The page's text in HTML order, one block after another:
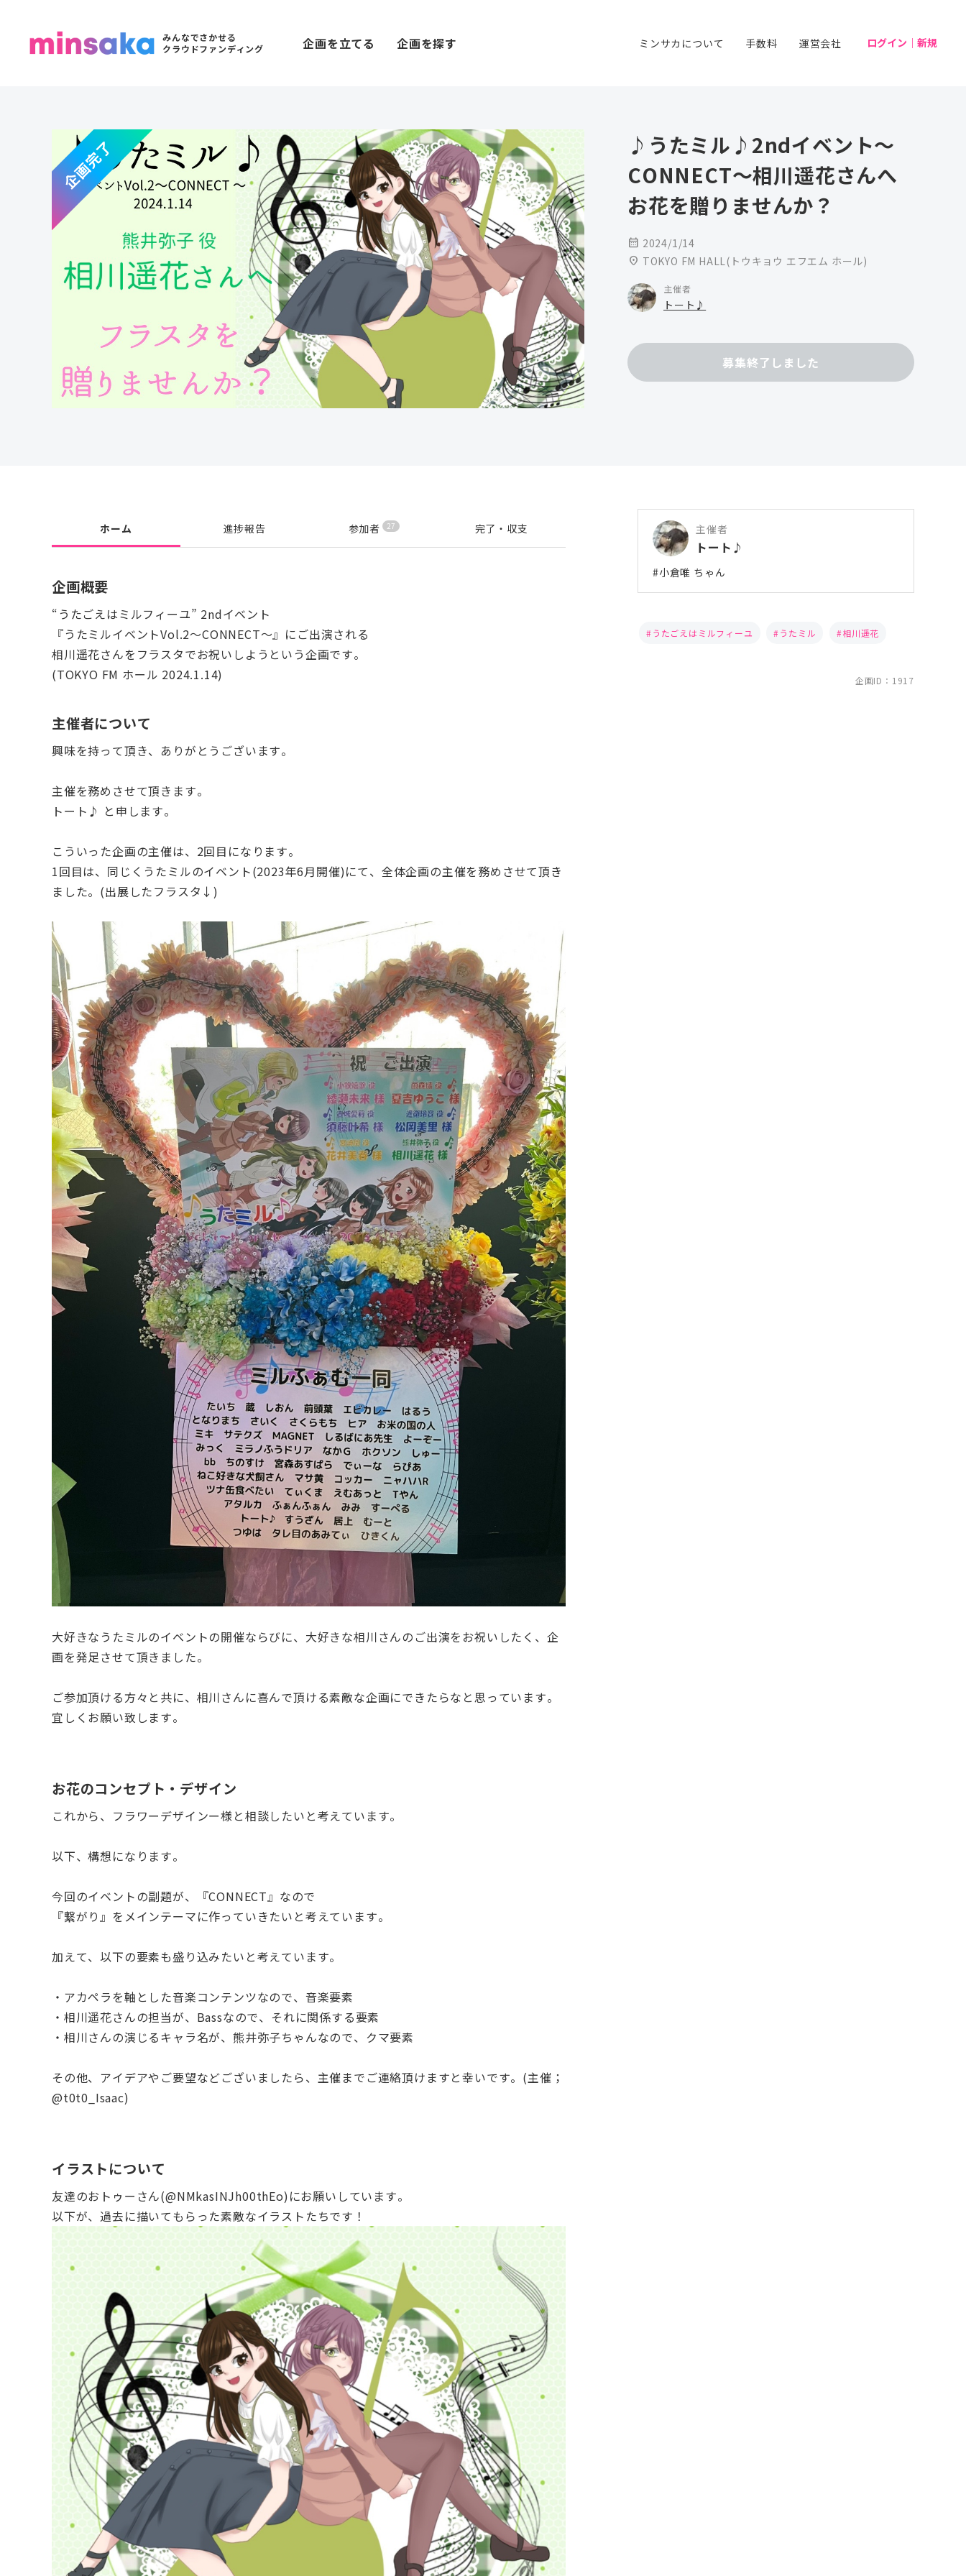
みんなでさかせる
クラウドファンディング
企画を立てる 企画を探す ミンサカについて 手数料 運営会社 ログイン｜新規
企画完了
♪うたミル♪2ndイベント〜
CONNECT〜相川遥花さんへ
お花を贈りませんか？
calendar_month 2024/1/14
location_on TOKYO FM HALL(トウキョウ エフエム ホール)
主催者
トート♪
募集終了しました
ホーム 進捗報告 参加者 27 完了・収支
企画概要
“うたごえはミルフィーユ” 2ndイベント
『うたミルイベントVol.2〜CONNECT〜』にご出演される
相川遥花さんをフラスタでお祝いしようという企画です。
(TOKYO FM ホール 2024.1.14)
主催者について
興味を持って頂き、ありがとうございます。
主催を務めさせて頂きます。
トート♪ と申します。
こういった企画の主催は、2回目になります。
1回目は、同じくうたミルのイベント(2023年6月開催)にて、全体企画の主催を務めさせて頂き
ました。(出展したフラスタ↓)
大好きなうたミルのイベントの開催ならびに、大好きな相川さんのご出演をお祝いしたく、企
画を発足させて頂きました。
ご参加頂ける方々と共に、相川さんに喜んで頂ける素敵な企画にできたらなと思っています。
宜しくお願い致します。
お花のコンセプト・デザイン
これから、フラワーデザインー様と相談したいと考えています。
以下、構想になります。
今回のイベントの副題が、『CONNECT』なので
『繋がり』をメインテーマに作っていきたいと考えています。
加えて、以下の要素も盛り込みたいと考えています。
・アカペラを軸とした音楽コンテンツなので、音楽要素
・相川遥花さんの担当が、Bassなので、それに関係する要素
・相川さんの演じるキャラ名が、熊井弥子ちゃんなので、クマ要素
その他、アイデアやご要望などございましたら、主催までご連絡頂けますと幸いです。(主催；
@t0t0_Isaac)
イラストについて
友達のおトゥーさん(@NMkasINJh00thEo)にお願いしています。
以下が、過去に描いてもらった素敵なイラストたちです！
主催者
トート♪
#小倉唯 ちゃん
うたごえはミルフィーユ うたミル 相川遥花
企画ID：1917